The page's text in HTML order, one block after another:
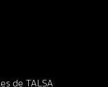
de TALSA